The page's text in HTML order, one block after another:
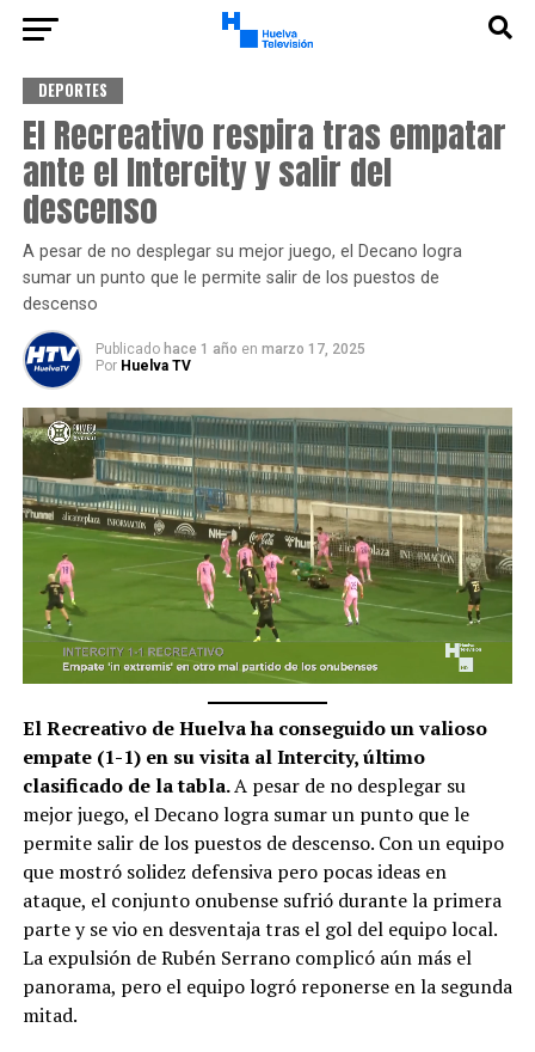
DEPORTES
El Recreativo respira tras empatar
ante el Intercity y salir del
descenso
A pesar de no desplegar su mejor juego, el Decano logra
sumar un punto que le permite salir de los puestos de
descenso
Publicado hace 1 año en marzo 17, 2025
Por Huelva TV
El Recreativo de Huelva ha conseguido un valioso
empate (1-1) en su visita al Intercity, último
clasificado de la tabla.A pesar de no desplegar su
mejor juego, el Decano logra sumar un punto que le
permite salir de los puestos de descenso. Con un equipo
que mostró solidez defensiva pero pocas ideas en
ataque, el conjunto onubense sufrió durante la primera
parte y se vio en desventaja tras el gol del equipo local.
La expulsión de Rubén Serrano complicó aún más el
panorama, pero el equipo logró reponerse en la segunda
mitad.